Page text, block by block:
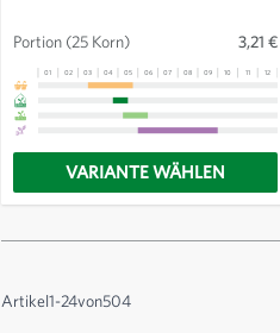
Früchte, die im jungen Zustand einen
3,21 €
Portion (25 Korn)
01 02 03 04 05 06 07 08 09 10 11 12
VARIANTE WÄHLEN
Artikel1-24von504